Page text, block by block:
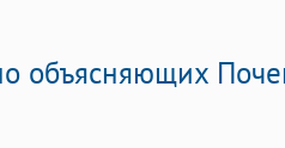
объясняющих